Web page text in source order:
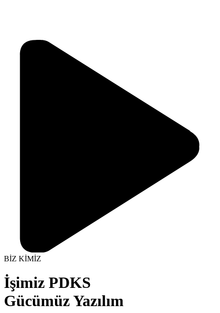
BİZ KİMİZ
İşimiz PDKS
Gücümüz Yazılım